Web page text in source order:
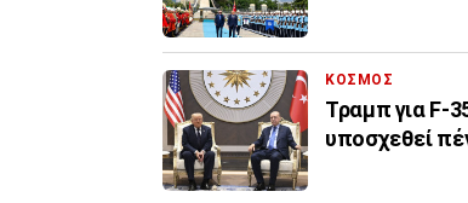
ΚΟΣΜΟΣ
Τραμπ για F-
υποσχεθεί